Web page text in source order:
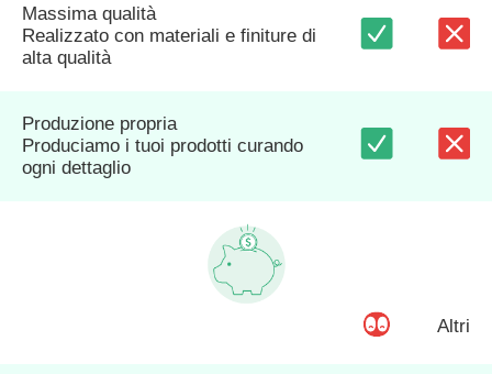
Massima qualità
Realizzato con materiali e finiture di
alta qualità
Produzione propria
Produciamo i tuoi prodotti curando
ogni dettaglio
Altri